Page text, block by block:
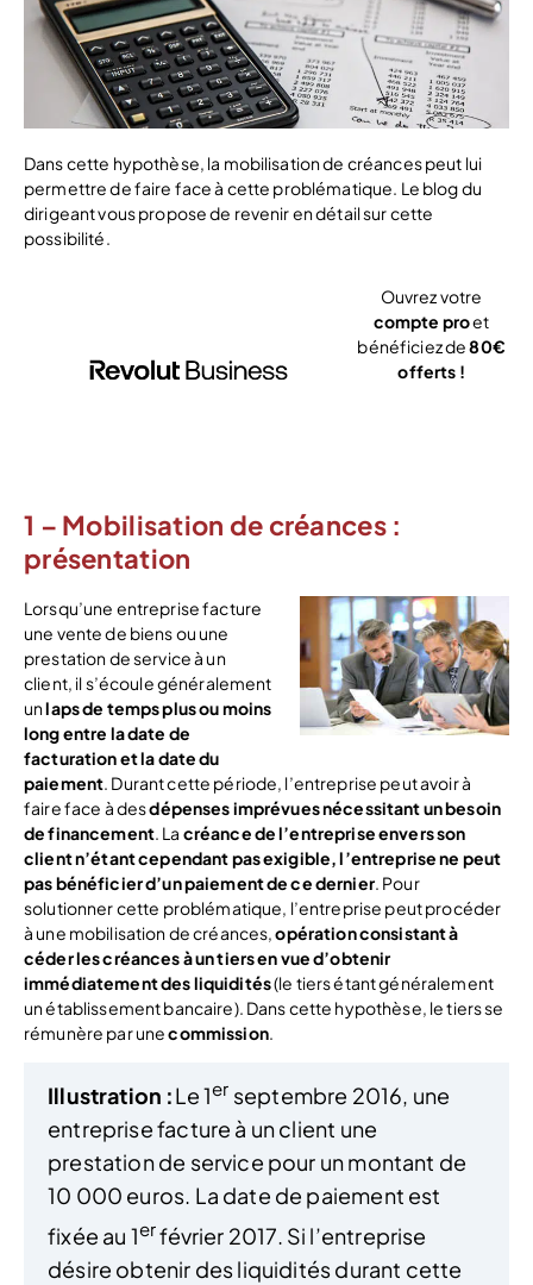
Dans cette hypothèse, la mobilisation de créances peut lui
permettre de faire face à cette problématique. Le blog du
dirigeant vous propose de revenir en détail sur cette
possibilité.
Ouvrez votre
compte proet
bénéficiez de80€
offerts !
1 – Mobilisation de créances :
présentation
Lorsqu’une entreprise facture
une vente de biens ou une
prestation de service à un
client, il s’écoule généralement
unlaps de temps plus ou moins
long entre la date de
facturation et la date du
paiement. Durant cette période, l’entreprise peut avoir à
faire face à desdépenses imprévues nécessitant un besoin
de financement. La créance de l’entreprise envers son
client n’étant cependant pas exigible, l’entreprise ne peut
pas bénéficier d’un paiement de ce dernier. Pour
solutionner cette problématique, l’entreprise peut procéder
à une mobilisation de créances,opération consistant à
céder les créances à un tiers en vue d’obtenir
immédiatement des liquidités(le tiers étant généralement
un établissement bancaire). Dans cette hypothèse, le tiers se
rémunère par unecommission.
Illustration :Le 1er septembre 2016, une
entreprise facture à un client une
prestation de service pour un montant de
10 000 euros. La date de paiement est
fixée au 1erfévrier 2017. Si l’entreprise
désire obtenir des liquidités durant cette